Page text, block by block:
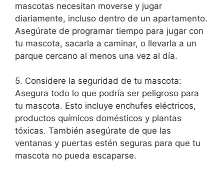
mascotas necesitan moverse y jugar
diariamente, incluso dentro de un apartamento.
Asegúrate de programar tiempo para jugar con
tu mascota, sacarla a caminar, o llevarla a un
parque cercano al menos una vez al día.
5. Considere la seguridad de tu mascota:
Asegura todo lo que podría ser peligroso para
tu mascota. Esto incluye enchufes eléctricos,
productos químicos domésticos y plantas
tóxicas. También asegúrate de que las
ventanas y puertas estén seguras para que tu
mascota no pueda escaparse.